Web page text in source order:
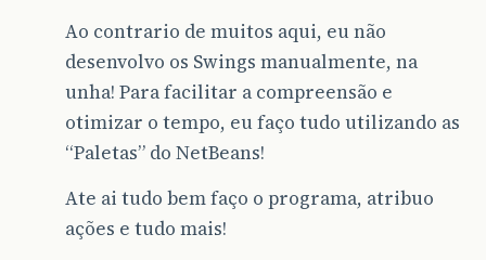
Ao contrario de muitos aqui, eu não
desenvolvo os Swings manualmente, na
unha! Para facilitar a compreensão e
otimizar o tempo, eu faço tudo utilizando as
“Paletas” do NetBeans!
Ate ai tudo bem faço o programa, atribuo
ações e tudo mais!